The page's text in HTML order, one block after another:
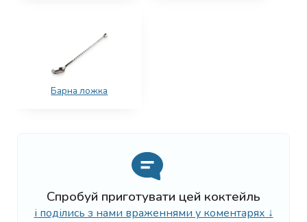
Барна ложка
Спробуй приготувати цей коктейль
і поділись з нами враженнями у коментарях ↓